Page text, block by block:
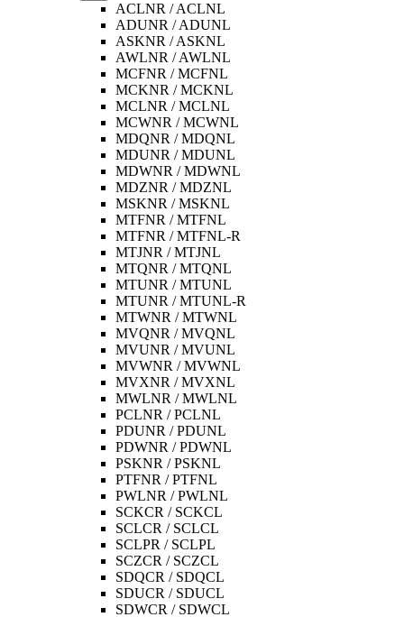
ACLNR / ACLNL
ADUNR / ADUNL
ASKNR / ASKNL
AWLNR / AWLNL
MCFNR / MCFNL
MCKNR / MCKNL
MCLNR / MCLNL
MCWNR / MCWNL
MDQNR / MDQNL
MDUNR / MDUNL
MDWNR / MDWNL
MDZNR / MDZNL
MSKNR / MSKNL
MTFNR / MTFNL
MTFNR / MTFNL-R
MTJNR / MTJNL
MTQNR / MTQNL
MTUNR / MTUNL
MTUNR / MTUNL-R
MTWNR / MTWNL
MVQNR / MVQNL
MVUNR / MVUNL
MVWNR / MVWNL
MVXNR / MVXNL
MWLNR / MWLNL
PCLNR / PCLNL
PDUNR / PDUNL
PDWNR / PDWNL
PSKNR / PSKNL
PTFNR / PTFNL
PWLNR / PWLNL
SCKCR / SCKCL
SCLCR / SCLCL
SCLPR / SCLPL
SCZCR / SCZCL
SDQCR / SDQCL
SDUCR / SDUCL
SDWCR / SDWCL